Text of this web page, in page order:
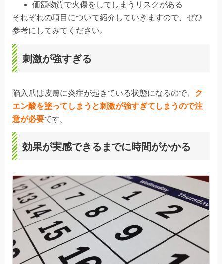
価額物質で火傷をしてしまうリスクがある
それぞれの項目について紹介していきますので、ぜひ
参考にしてみてください。
刺激が強すぎる
陥入爪は皮膚に炎症が起きている状態になるので、 ク
エン酸を塗ってしまうと刺激が強すぎてしまうので注
意が必要です。
効果が実感できるまでに時間がかかる